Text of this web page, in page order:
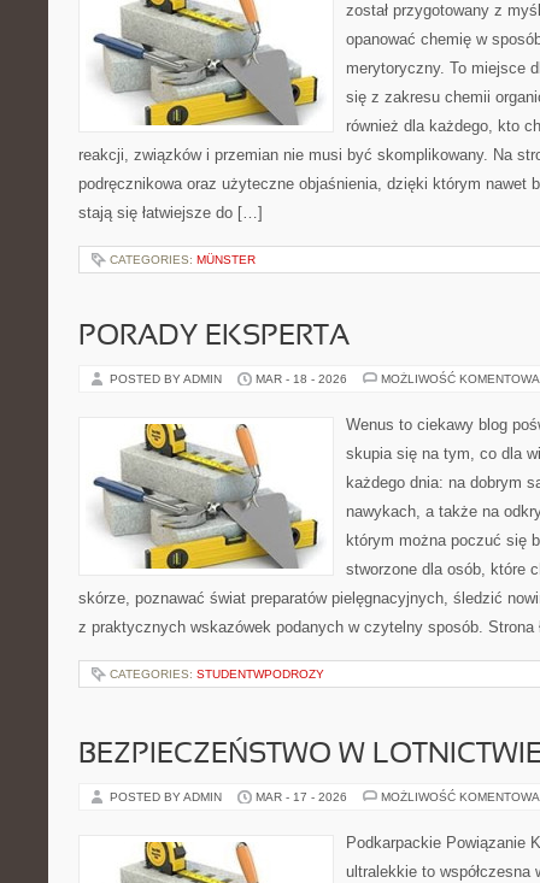
został przygotowany z
opanować chemię w
merytoryczny. To miejsce
się z zakresu chemii
również dla każdego, kto
reakcji, związków i przemian nie musi być skomplikowany. Na
podręcznikowa oraz użyteczne objaśnienia, dzięki którym nawet
stają się łatwiejsze do […]
CATEGORIES: MÜNSTER
PORADY EKSPERTA
POSTED BY ADMIN MAR - 18 - 2026 MOŻLIWOŚĆ
Wenus to ciekawy blog
skupia się na tym, co dla
każdego dnia: na dobrym
nawykach, a także na
którym można poczuć się
stworzone dla osób, które
skórze, poznawać świat preparatów pielęgnacyjnych, śledzić
z praktycznych wskazówek podanych w czytelny sposób.
CATEGORIES: STUDENTWPODROZY
BEZPIECZEŃSTWO W
POSTED BY ADMIN MAR - 17 - 2026 MOŻLIWOŚĆ
Podkarpackie Powiązanie
ultralekkie to